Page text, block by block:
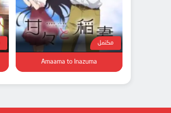
مكتمل
Amaama to Inazuma